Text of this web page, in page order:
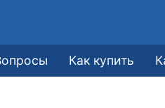
Как купить